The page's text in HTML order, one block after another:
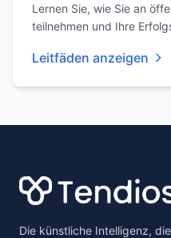
Lernen Sie, wie Sie an
teilnehmen und Ihre
Leitfäden anzeigen
Die künstliche Intelligenz,